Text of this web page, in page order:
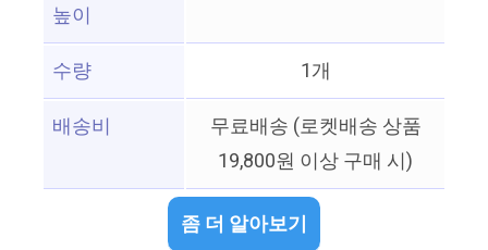
높이
수량
1개
배송비
무료배송 (로켓배송 상품
19,800원 이상 구매 시)
좀 더 알아보기